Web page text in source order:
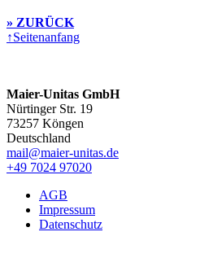
» ZURÜCK
↑Seitenanfang
Maier-Unitas GmbH
Nürtinger Str. 19
73257 Köngen
Deutschland
mail@maier-unitas.de
+49 7024 97020
AGB
Impressum
Datenschutz